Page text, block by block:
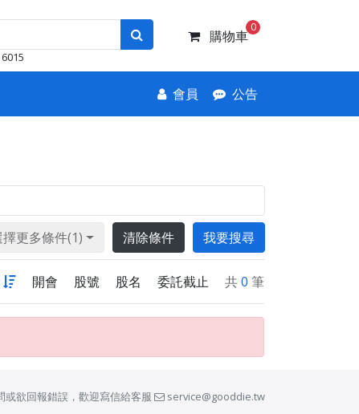
6015
購物車
0
會員 公告
擇更多條件(1) 清除條件 我要搜尋
開會 股號 股名 委託截止 共0 筆
或欲回報錯誤，歡迎寫信給客服 service@gooddie.tw